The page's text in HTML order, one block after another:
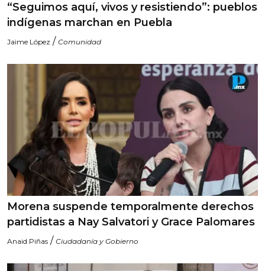
“Seguimos aquí, vivos y resistiendo”: pueblos
indígenas marchan en Puebla
Jaime López / Comunidad
Morena suspende temporalmente derechos
partidistas a Nay Salvatori y Grace Palomares
Anaid Piñas / Ciudadanía y Gobierno